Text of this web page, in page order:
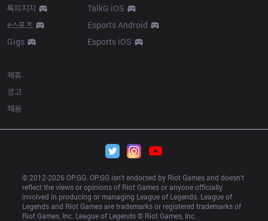
톡피지지
e스포츠
Gigs
TalkG iOS
Esports Android
Esports iOS
제휴
광고
채용
© 2012-2026 OP.GG. OP.GG isn’t endorsed by Riot Games and doesn’t
reflect the views or opinions of Riot Games or anyone officially
involved in producing or managing League of Legends. League of
Legends and Riot Games are trademarks or registered trademarks of
Riot Games, Inc. League of Legends © Riot Games, Inc.